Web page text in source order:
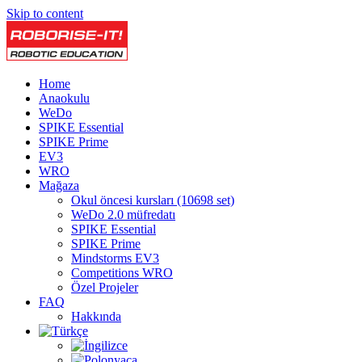
Skip to content
Home
Anaokulu
WeDo
SPIKE Essential
SPIKE Prime
EV3
WRO
Mağaza
Okul öncesi kursları (10698 set)
WeDo 2.0 müfredatı
SPIKE Essential
SPIKE Prime
Mindstorms EV3
Competitions WRO
Özel Projeler
FAQ
Hakkında